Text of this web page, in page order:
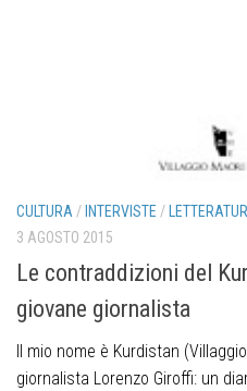
CULTURA / INTERVISTE /
3 AGOSTO 2015
Le contraddizioni del
giovane giornalista
Il mio nome è Kurdistan
giornalista Lorenzo Giroffi: un